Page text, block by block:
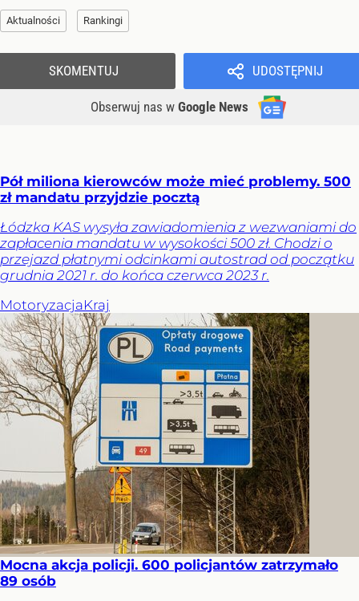
Aktualności Rankingi
UDOSTĘPNIJ
Obserwuj nas w Google News
SKOMENTUJ
Pół miliona kierowców może mieć problemy. 500
zł mandatu przyjdzie pocztą
Łódzka KAS wysyła zawiadomienia z wezwaniami do
zapłacenia mandatu w wysokości 500 zł. Chodzi o
przejazd płatnymi odcinkami autostrad od początku
grudnia 2021 r. do końca czerwca 2023 r.
MotoryzacjaKraj
Mocna akcja policji. 600 policjantów zatrzymało
89 osób